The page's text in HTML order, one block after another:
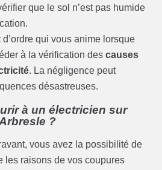
que le sol n’est pas humide
qui vous anime lorsque
à la vérification descauses
. La négligence peut
désastreuses.
à un électricien sur
?
vous avez la possibilité de
les raisons de vos coupures